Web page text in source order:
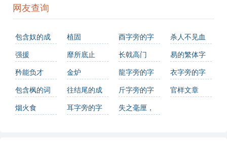
网友查询
包含奴的成
语
植固 酉字旁的字
杀人不见血
强援
靡所底止 长戟高门
易的繁体字
怎么写？这
份易字繁体
详解，助你
矜能负才 金炉 龍字旁的字
衣字旁的字
包含枫的词
语有哪些
往结尾的成
语
斤字旁的字
官样文章
烟火食
耳字旁的字
失之毫厘，